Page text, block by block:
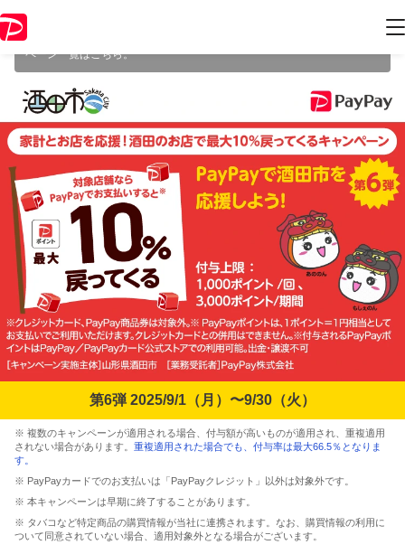
ジ内の情報はキャンペーン終了時点のものになります。
ペーン一覧はこちら。
第6弾 2025/9/1（月）〜9/30（火）
※ 複数のキャンペーンが適用される場合、付与額が高いものが適用され、重複適用
されない場合があります。 重複適用された場合でも、付与率は最大66.5％となりま
す。
※ PayPayカードでのお支払いは「PayPayクレジット」以外は対象外です。
※ 本キャンペーンは早期に終了することがあります。
※ タバコなど特定商品の購買情報が当社に連携されます。なお、購買情報の利用に
ついて同意されていない場合、適用対象外となる場合がございます。